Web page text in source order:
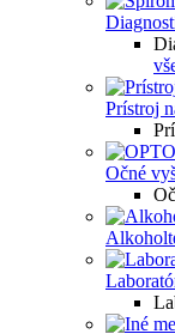
Prístroj
Očné